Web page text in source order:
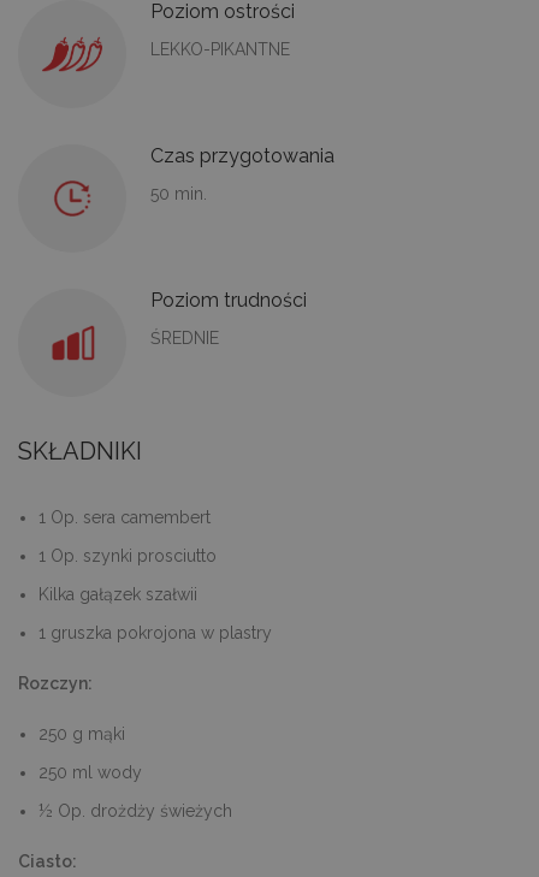
Poziom ostrości
LEKKO-PIKANTNE
Czas przygotowania
50 min.
Poziom trudności
ŚREDNIE
SKŁADNIKI
1 Op. sera camembert
1 Op. szynki prosciutto
Kilka gałązek szałwii
1 gruszka pokrojona w plastry
Rozczyn:
250 g mąki
250 ml wody
½ Op. drożdży świeżych
Ciasto: